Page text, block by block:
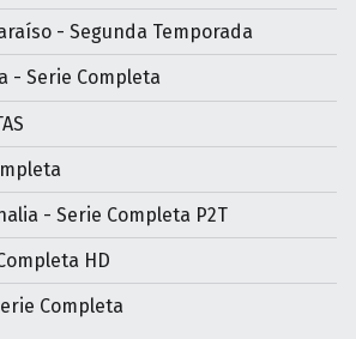
- Segunda Temporada
- Serie Completa
- Serie Completa P2T
HD
Completa